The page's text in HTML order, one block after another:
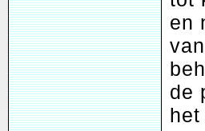
en
de